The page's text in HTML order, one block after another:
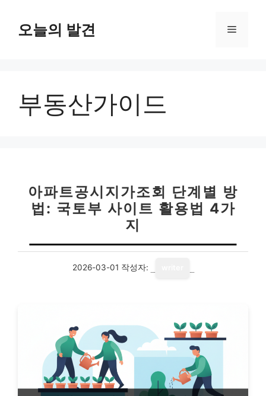
오늘의 발견 메
부동산가이드
아파트공시지가조회 단계별 방
법: 국토부 사이트 활용법 4가
지
2026-03-01 작성자: